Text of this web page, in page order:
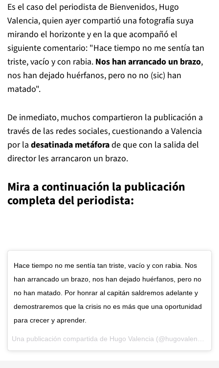
Es el caso del periodista de Bienvenidos, Hugo
Valencia, quien ayer compartió una fotografía suya
mirando el horizonte y en la que acompañó el
siguiente comentario: "Hace tiempo no me sentía tan
triste, vacío y con rabia. Nos han arrancado un brazo,
nos han dejado huérfanos, pero no no (sic) han
matado".
De inmediato, muchos compartieron la publicación a
través de las redes sociales, cuestionando a Valencia
por la desatinada metáforade que con la salida del
director les arrancaron un brazo.
Mira a continuación la publicación
completa del periodista:
Hace tiempo no me sentía tan triste, vacío y con rabia. Nos
han arrancado un brazo, nos han dejado huérfanos, pero no
no han matado. Por honrar al capitán saldremos adelante y
demostraremos que la crisis no es más que una oportunidad
para crecer y aprender.